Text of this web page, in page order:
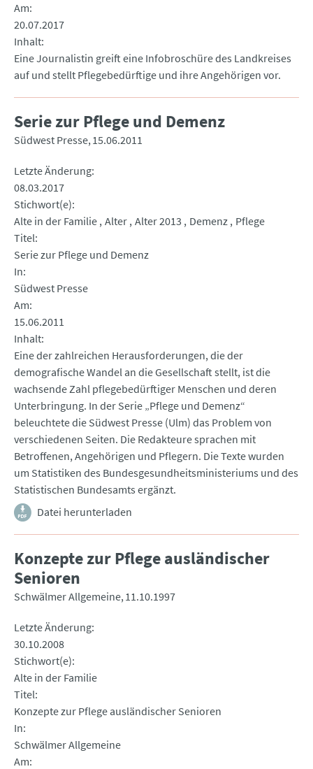
Am
20.07.2017
Inhalt
Eine Journalistin greift eine Infobroschüre des Landkreises
auf und stellt Pflegebedürftige und ihre Angehörigen vor.
Serie zur Pflege und Demenz
Südwest Presse 15.06.2011
Letzte Änderung
08.03.2017
Stichwort(e)
Alte in der Familie Alter Alter 2013 Demenz Pflege
Titel
Serie zur Pflege und Demenz
In
Südwest Presse
Am
15.06.2011
Inhalt
Eine der zahlreichen Herausforderungen, die der
demografische Wandel an die Gesellschaft stellt, ist die
wachsende Zahl pflegebedürftiger Menschen und deren
Unterbringung. In der Serie „Pflege und Demenz“
beleuchtete die Südwest Presse (Ulm) das Problem von
verschiedenen Seiten. Die Redakteure sprachen mit
Betroffenen, Angehörigen und Pflegern. Die Texte wurden
um Statistiken des Bundesgesundheitsministeriums und des
Statistischen Bundesamts ergänzt.
Datei herunterladen
Konzepte zur Pflege ausländischer
Senioren
Schwälmer Allgemeine 11.10.1997
Letzte Änderung
30.10.2008
Stichwort(e)
Alte in der Familie
Titel
Konzepte zur Pflege ausländischer Senioren
In
Schwälmer Allgemeine
Am